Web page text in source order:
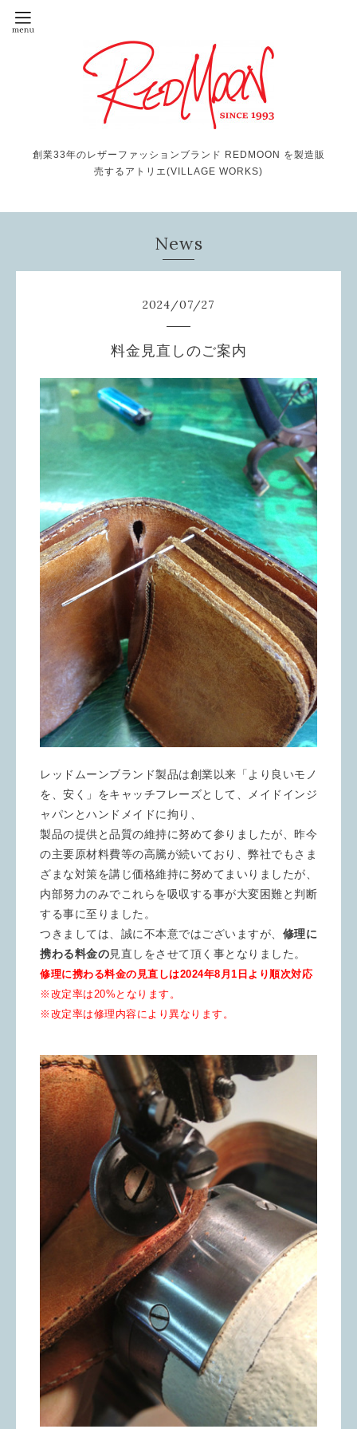
創業33年のレザーファッションブランド REDMOON を製造販
売するアトリエ(VILLAGE WORKS)
News
2024/07/27
料金見直しのご案内
レッドムーンブランド製品は創業以来「より良いモノ
を、安く」 をキャッチフレーズとして、
メイドインジ
ャパンとハンドメイドに拘り、
製品の提供と品質の維持に努めて参りましたが、昨今
の主要原材料費等の高騰が続いており、弊社でもさま
ざまな対策を講じ価格維持に努めてまいりましたが、
内部努力のみでこれらを吸収する事が大変困難と判断
する事に至りました。
つきましては、誠に不本意ではございますが、 修理に
携わる料金の見直しをさせて頂く事となりました。
修理に携わる料金の見直しは2024年8月1日より順次対応
※改定率は20%となります。
※改定率は修理内容により異なります。